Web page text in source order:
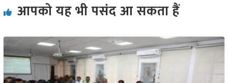
आपको यह भी पसंद आ सकता हैं